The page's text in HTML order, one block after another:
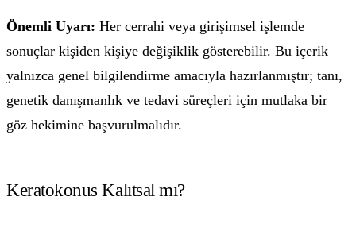
Önemli Uyarı: Her cerrahi veya girişimsel işlemde
sonuçlar kişiden kişiye değişiklik gösterebilir. Bu içerik
yalnızca genel bilgilendirme amacıyla hazırlanmıştır; tanı,
genetik danışmanlık ve tedavi süreçleri için mutlaka bir
göz hekimine başvurulmalıdır.
Keratokonus Kalıtsal mı?